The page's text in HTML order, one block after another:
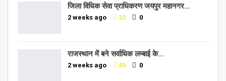
जिला विधिक सेवा प्राधिकरण जयपुर महानगर…
2 weeks ago 32 0
राजस्थान में बने सर्वाधिक लम्बाई के…
2 weeks ago 40 0